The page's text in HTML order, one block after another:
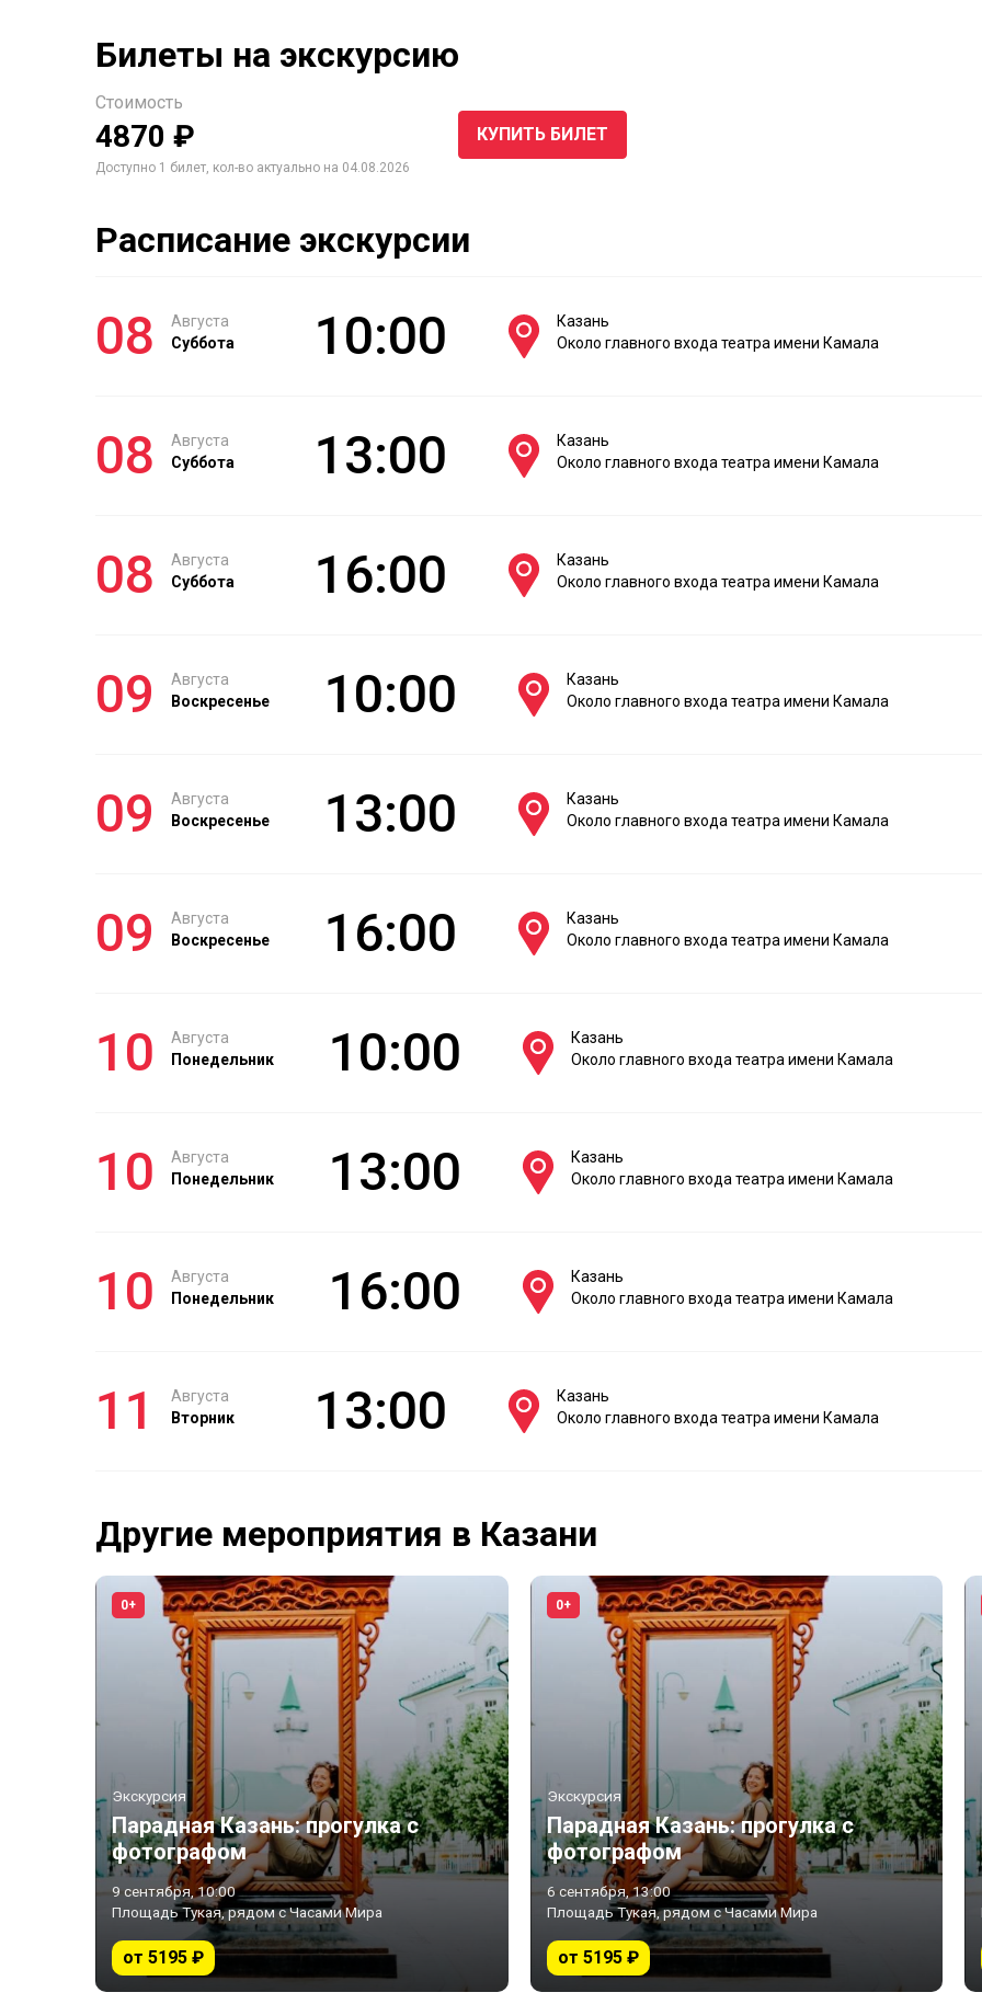
Билеты на экскурсию
Стоимость
4870 ₽
Доступно 1 билет, кол-во актуально на 04.08.2026
КУПИТЬ БИЛЕТ
Расписание экскурсии
08
Августа
Суббота
10:00
Казань
Около главного входа театра имени Камала
08
Августа
Суббота
13:00
Казань
Около главного входа театра имени Камала
08
Августа
Суббота
16:00
Казань
Около главного входа театра имени Камала
09
Августа
Воскресенье
10:00
Казань
Около главного входа театра имени Камала
09
Августа
Воскресенье
13:00
Казань
Около главного входа театра имени Камала
09
Августа
Воскресенье
16:00
Казань
Около главного входа театра имени Камала
10
Августа
Понедельник
10:00
Казань
Около главного входа театра имени Камала
10
Августа
Понедельник
13:00
Казань
Около главного входа театра имени Камала
10
Августа
Понедельник
16:00
Казань
Около главного входа театра имени Камала
11
Августа
Вторник
13:00
Казань
Около главного входа театра имени Камала
Другие мероприятия в Казани
0+
Экскурсия
Парадная Казань: прогулка с
фотографом
9 сентября, 10:00
Площадь Тукая, рядом с Часами Мира
от 5195 ₽
0+
Экскурсия
Парадная Казань: прогулка с
фотографом
6 сентября, 13:00
Площадь Тукая, рядом с Часами Мира
от 5195 ₽